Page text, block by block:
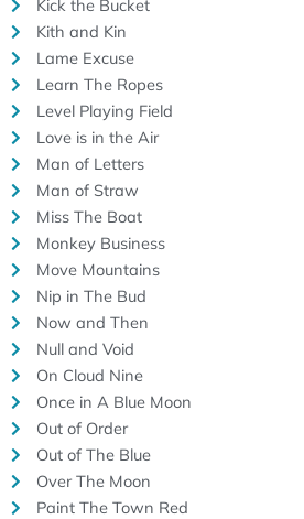
Kick the Bucket
Kith and Kin
Lame Excuse
Learn The Ropes
Level Playing Field
Love is in the Air
Man of Letters
Man of Straw
Miss The Boat
Monkey Business
Move Mountains
Nip in The Bud
Now and Then
Null and Void
On Cloud Nine
Once in A Blue Moon
Out of Order
Out of The Blue
Over The Moon
Paint The Town Red